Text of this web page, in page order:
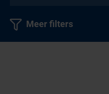
Meer filters